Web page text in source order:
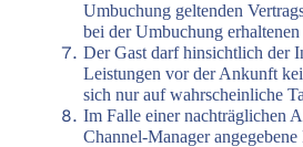
Umbuchung geltenden
bei der Umbuchung
Der Gast darf hinsichtlich der
Leistungen vor der Ankunft
sich nur auf wahrscheinliche
Im Falle einer nachträglichen
Channel-Manager